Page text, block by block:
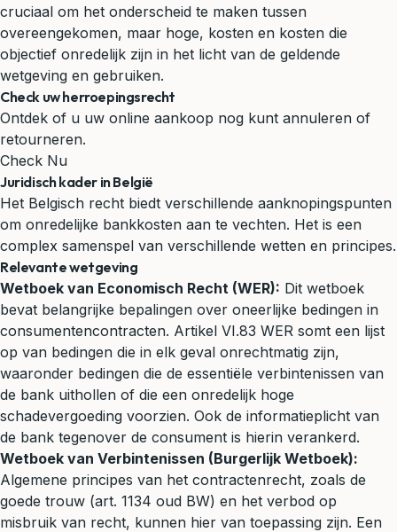
cruciaal om het onderscheid te maken tussen
overeengekomen, maar hoge, kosten en kosten die
objectief onredelijk zijn in het licht van de geldende
wetgeving en gebruiken.
Check uw herroepingsrecht
Ontdek of u uw online aankoop nog kunt annuleren of
retourneren.
Check Nu
Juridisch kader in België
Het Belgisch recht biedt verschillende aanknopingspunten
om onredelijke bankkosten aan te vechten. Het is een
complex samenspel van verschillende wetten en principes.
Relevante wetgeving
Wetboek van Economisch Recht (WER): Dit wetboek
bevat belangrijke bepalingen over oneerlijke bedingen in
consumentencontracten. Artikel VI.83 WER somt een lijst
op van bedingen die in elk geval onrechtmatig zijn,
waaronder bedingen die de essentiële verbintenissen van
de bank uithollen of die een onredelijk hoge
schadevergoeding voorzien. Ook de informatieplicht van
de bank tegenover de consument is hierin verankerd.
Wetboek van Verbintenissen (Burgerlijk Wetboek):
Algemene principes van het contractenrecht, zoals de
goede trouw (art. 1134 oud BW) en het verbod op
misbruik van recht, kunnen hier van toepassing zijn. Een